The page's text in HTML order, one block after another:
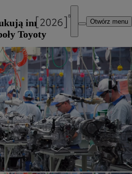
Otwórz menu
innowacyjne
Toyoty